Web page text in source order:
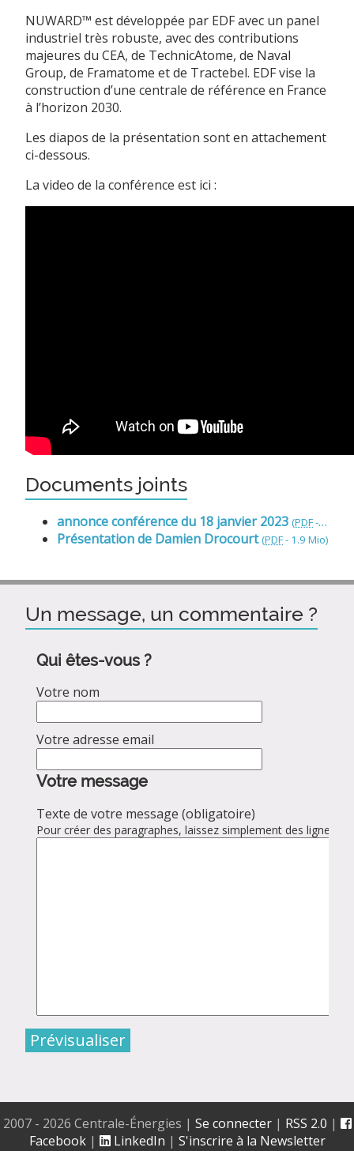
NUWARD™ est développée par EDF avec un panel
industriel très robuste, avec des contributions
majeures du CEA, de TechnicAtome, de Naval
Group, de Framatome et de Tractebel. EDF vise la
construction d’une centrale de référence en France
à l’horizon 2030.
Les diapos de la présentation sont en attachement
ci-dessous.
La video de la conférence est ici :
Documents joints
annonce conférence du 18 janvier 2023 (PDF- 247
Présentation de Damien Drocourt (PDF- 1.9 Mio)
Un message, un commentaire ?
Qui êtes-vous ?
Votre nom
Votre adresse email
Votre message
Texte de votre message (obligatoire)
Pour créer des paragraphes, laissez simplement des lignes
2007 - 2026 Centrale-Énergies | Se connecter| RSS 2.0 |
Facebook| LinkedIn | S'inscrire à la Newsletter